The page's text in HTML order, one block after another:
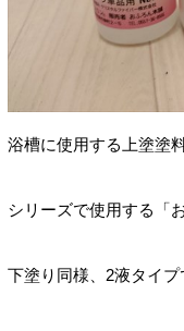
浴槽に使用する上塗塗料
シリーズで使用する「
下塗り同様、2液タイプ